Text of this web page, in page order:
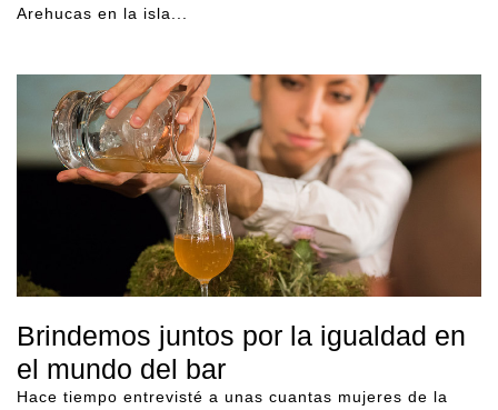
Arehucas en la isla...
Brindemos juntos por la igualdad en
el mundo del bar
Hace tiempo entrevisté a unas cuantas mujeres de la